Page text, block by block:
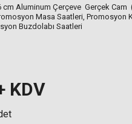
cm Aluminum Çerçeve Gerçek Cam
Masa Saatleri, Promosyon
Buzdolabı Saatleri
KDV